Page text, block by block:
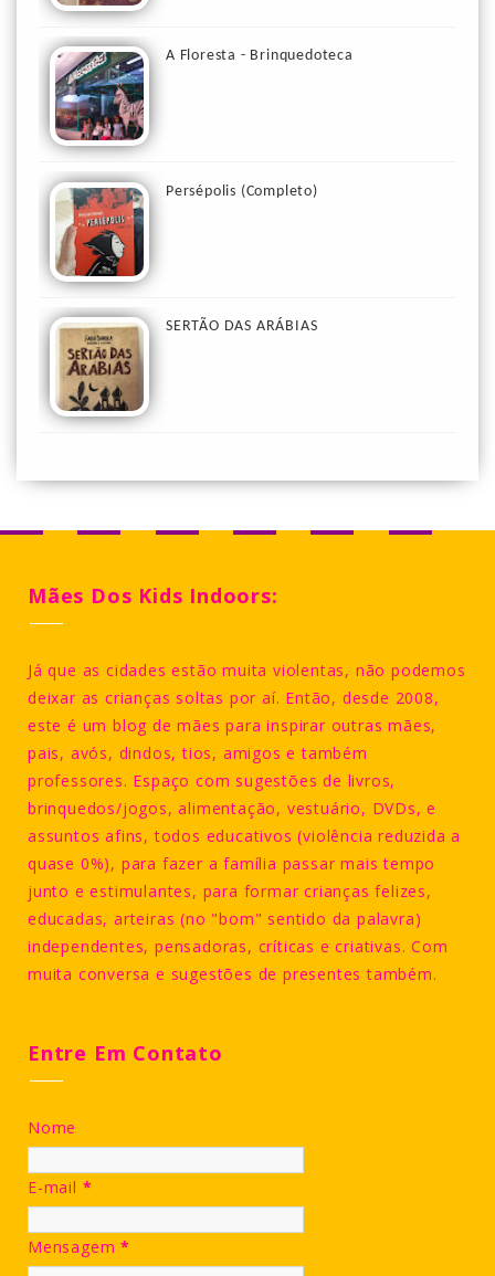
A Floresta - Brinquedoteca
Persépolis (Completo)
SERTÃO DAS ARÁBIAS
Mães Dos Kids Indoors:
Já que as cidades estão muita violentas, não podemos
deixar as crianças soltas por aí. Então, desde 2008,
este é um blog de mães para inspirar outras mães,
pais, avós, dindos, tios, amigos e também
professores. Espaço com sugestões de livros,
brinquedos/jogos, alimentação, vestuário, DVDs, e
assuntos afins, todos educativos (violência reduzida a
quase 0%), para fazer a família passar mais tempo
junto e estimulantes, para formar crianças felizes,
educadas, arteiras (no "bom" sentido da palavra)
independentes, pensadoras, críticas e criativas. Com
muita conversa e sugestões de presentes também.
Entre Em Contato
Nome
E-mail *
Mensagem*